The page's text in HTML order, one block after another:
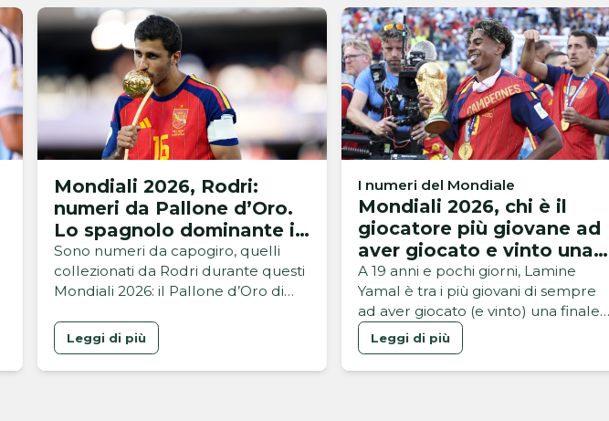
Mondiali 2026, Rodri:
numeri da Pallone d’Oro.
Lo spagnolo dominante in
questa Coppa del Mondo
Sono numeri da capogiro, quelli
collezionati da Rodri durante questi
Mondiali 2026: il Pallone d’Oro di
Mondo è stato letteralmente
dominante. Dopo oltre un mese,
ben 104 partite giocate e una serie
Leggi di più
I numeri del Mondiale
Mondiali 2026, chi è il
giocatore più giovane ad
aver giocato e vinto una
finale della Coppa del
Mondo?
A 19 anni e pochi giorni, Lamine
Yamal è tra i più giovani di sempre
ad aver giocato (e vinto) una finale
dei Mondiali: ecco il podio. Parla
spagnolo la Coppa del Mondo:
nella serata del MetLife di New
Leggi di più